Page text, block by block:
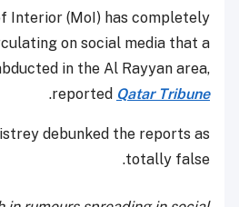
Interior (MoI) has completely
on social media that a
in the Al Rayyan area,
reported Qatar Tribune
.
debunked the reports as
totally false.